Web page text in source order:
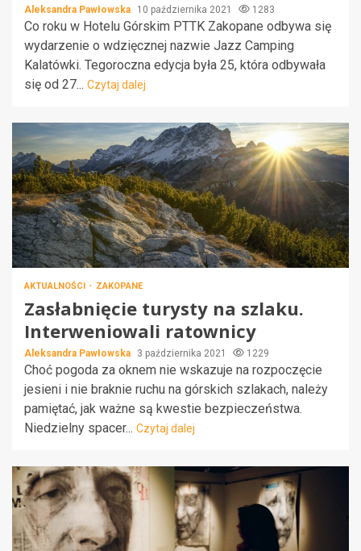
Aleksandra Pawłowska 10 października 2021 1283
Co roku w Hotelu Górskim PTTK Zakopane odbywa się
wydarzenie o wdzięcznej nazwie Jazz Camping
Kalatówki. Tegoroczna edycja była 25, która odbywała
się od 27... Czytaj dalej
AKTUALNOŚCI ZAKOPANE
Zasłabnięcie turysty na szlaku.
Interweniowali ratownicy
Aleksandra Pawłowska 3 października 2021 1229
Choć pogoda za oknem nie wskazuje na rozpoczęcie
jesieni i nie braknie ruchu na górskich szlakach, należy
pamiętać, jak ważne są kwestie bezpieczeństwa.
Niedzielny spacer... Czytaj dalej